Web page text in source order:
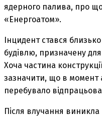
ядерного палива, про
«Енергоатом».
Інцидент стався
будівлю, призначену
Хоча частина
зазначити, що в момент
перебувало
Після влучання